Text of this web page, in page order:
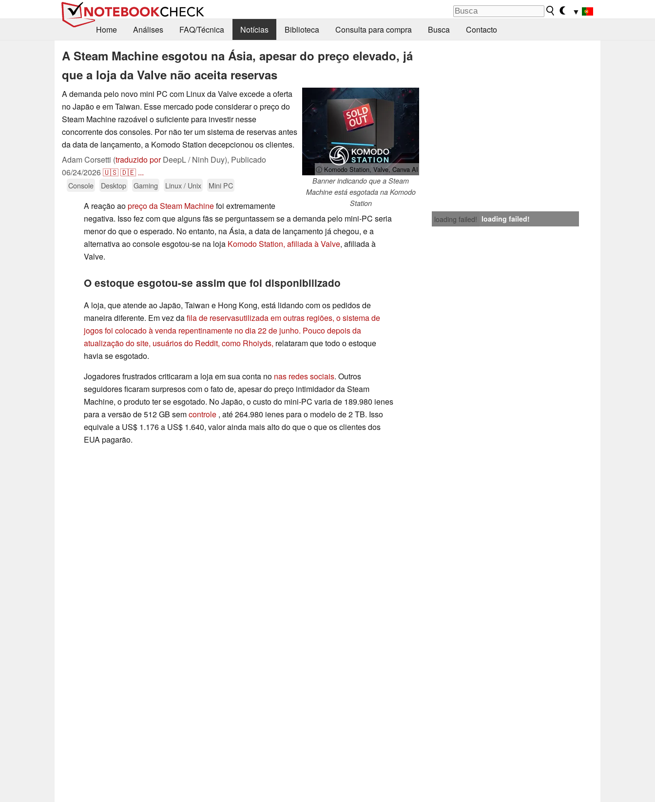
▼
Home
Análises FAQ/Técnica Notícias Biblioteca Consulta para compra Busca Contacto
A Steam Machine esgotou na Ásia, apesar do preço elevado, já
que a loja da Valve não aceita reservas
ⓘ Komodo Station, Valve, Canva AI
Banner indicando que a Steam
Machine está esgotada na Komodo
Station
A demanda pelo novo mini PC com Linux da Valve excede a oferta
no Japão e em Taiwan. Esse mercado pode considerar o preço do
Steam Machine razoável o suficiente para investir nesse
concorrente dos consoles. Por não ter um sistema de reservas antes
da data de lançamento, a Komodo Station decepcionou os clientes.
Adam Corsetti (traduzido porDeepL / Ninh Duy), Publicado
06/24/2026🇺🇸🇩🇪 ...
Console Desktop Gaming Linux / Unix Mini PC
loading failed! loading failed!
A reação aopreço da Steam Machinefoi extremamente
negativa. Isso fez com que alguns fãs se perguntassem se a demanda pelo mini-PC seria
menor do que o esperado. No entanto, na Ásia, a data de lançamento já chegou, e a
alternativa ao console esgotou-se na loja Komodo Station, afiliada à Valve, afiliada à
Valve.
O estoque esgotou-se assim que foi disponibilizado
A loja, que atende ao Japão, Taiwan e Hong Kong, está lidando com os pedidos de
maneira diferente. Em vez dafila de reservasutilizada em outras regiões, o sistema de
jogos foi colocado à venda repentinamente no dia 22 de junho. Pouco depois da
atualização do site, usuários do Reddit, como Rhoiyds, relataram que todo o estoque
havia se esgotado.
Jogadores frustrados criticaram a loja em sua conta no nas redes sociais. Outros
seguidores ficaram surpresos com o fato de, apesar do preço intimidador da Steam
Machine, o produto ter se esgotado. No Japão, o custo do mini-PC varia de 189.980 ienes
para a versão de 512 GB semcontrole , até 264.980 ienes para o modelo de 2 TB. Isso
equivale a US$ 1.176 a US$ 1.640, valor ainda mais alto do que o que os clientes dos
EUA pagarão.